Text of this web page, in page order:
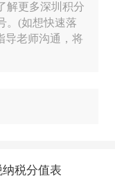
解更多深圳积分
。(如想快速落
导老师沟通，将
税分值表